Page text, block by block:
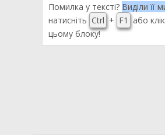
Помилка у тексті? Виділи її
натисніть Ctrl + F1
або
цьому блоку!